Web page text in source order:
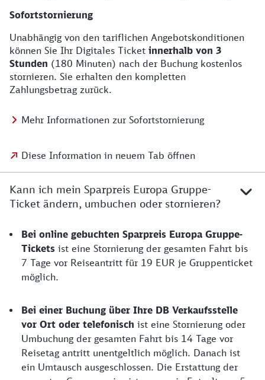
Sofortstornierung
Unabhängig von den tariflichen Angebotskonditionen
können Sie Ihr Digitales Ticket innerhalb von 3
Stunden (180 Minuten) nach der Buchung kostenlos
stornieren. Sie erhalten den kompletten
Zahlungsbetrag zurück.
Mehr Informationen zur Sofortstornierung
Diese Information in neuem Tab öffnen
Kann ich mein Sparpreis Europa Gruppe-
Ticket ändern, umbuchen oder stornieren?
Bei online gebuchten Sparpreis Europa Gruppe-
Tickets ist eine Stornierung der gesamten Fahrt bis
7 Tage vor Reiseantritt für 19 EUR je Gruppenticket
möglich.
Bei einer Buchung über Ihre DB Verkaufsstelle
vor Ort oder telefonisch ist eine Stornierung oder
Umbuchung der gesamten Fahrt bis 14 Tage vor
Reisetag antritt unentgeltlich möglich. Danach ist
ein Umtausch ausgeschlossen. Die Erstattung der